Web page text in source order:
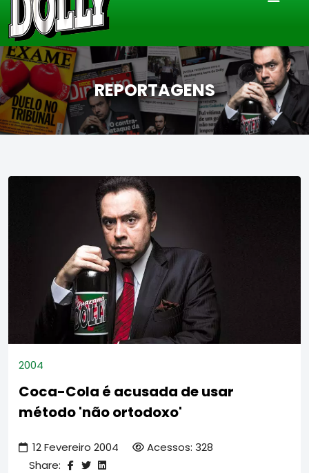
REPORTAGENS
2004
Coca-Cola é acusada de usar
método 'não ortodoxo'
12 Fevereiro 2004
Acessos: 328
Share: